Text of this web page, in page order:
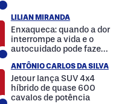
LILIAN MIRANDA
Enxaqueca: quando a dor
interrompe a vida e o
autocuidado pode fazer
ANTÔNIO CARLOS DA SILVA
Jetour lança SUV 4x4
híbrido de quase 600
cavalos de potência